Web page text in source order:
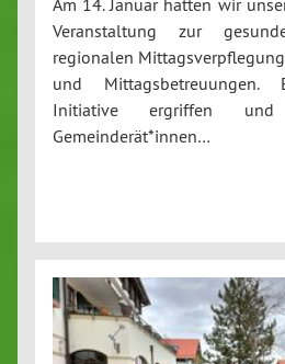
Am 14. Januar hatten wir
Veranstaltung zur
regionalen
und
Initiative ergriffen
Gemeinderät*innen…